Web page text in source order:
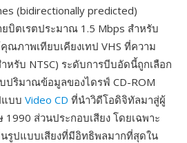
(bidirectionally predicted)
บิตเรตประมาณ 1.5 Mbps สำหรับ
ณภาพเทียบเคียงเทป VHS ที่ความ
หรับ NTSC) ระดับการบีบอัดนี้ถูกเลือก
บปริมาณข้อมูลของไดรฟ์ CD-ROM
แบบ Video CD ที่นำวิดีโอดิจิทัลมาสู่ผู้
ส่วนประกอบเสียง โดยเฉพาะ
นรูปแบบเสียงที่มีอิทธิพลมากที่สุดใน